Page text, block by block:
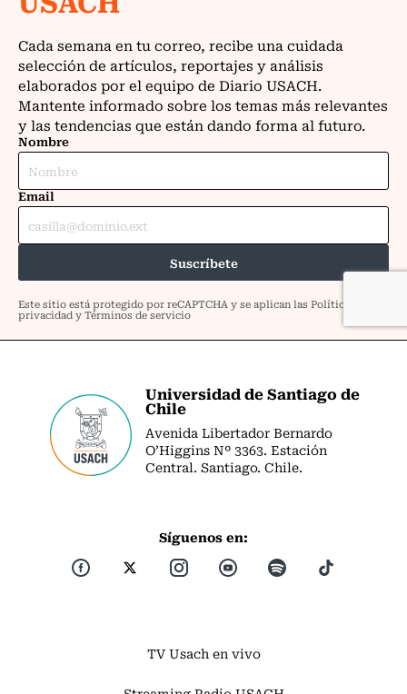
Universidad de Santiago de
Chile
Avenida Libertador Bernardo
O’Higgins Nº 3363. Estación
Central. Santiago. Chile.
Síguenos en:
TV Usach en vivo